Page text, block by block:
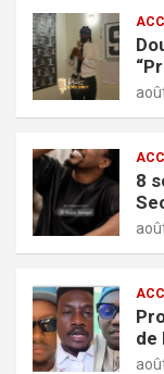
8
de
de